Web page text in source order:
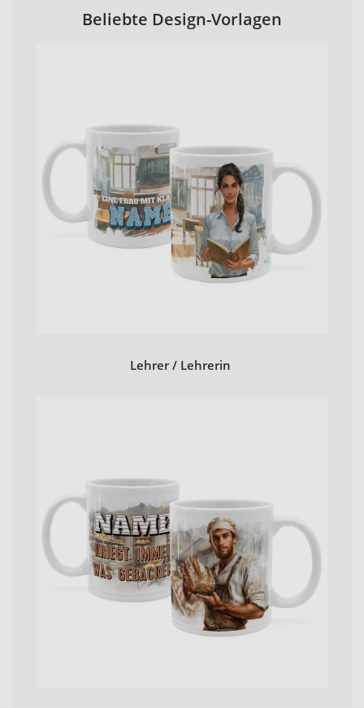
Beliebte Design-Vorlagen
Lehrer / Lehrerin